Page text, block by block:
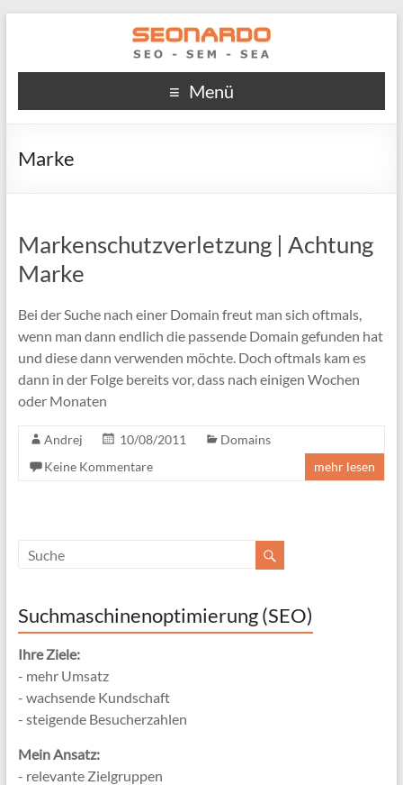
Menü
Marke
Markenschutzverletzung | Achtung
Marke
Bei der Suche nach einer Domain freut man sich oftmals,
wenn man dann endlich die passende Domain gefunden hat
und diese dann verwenden möchte. Doch oftmals kam es
dann in der Folge bereits vor, dass nach einigen Wochen
oder Monaten
Andrej 10/08/2011
Domains
Keine Kommentare
mehr lesen
Suchmaschinenoptimierung (SEO)
Ihre Ziele:
- mehr Umsatz
- wachsende Kundschaft
- steigende Besucherzahlen
Mein Ansatz:
- relevante Zielgruppen